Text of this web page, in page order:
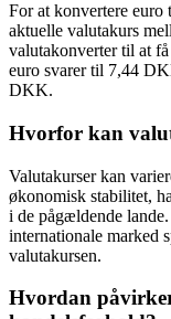
For at konvertere
aktuelle valutakurs
valutakonverter til at
euro svarer til 7,44
DKK.
Hvorfor kan
Valutakurser kan
økonomisk stabilitet,
i de pågældende
internationale marked
valutakursen.
Hvordan